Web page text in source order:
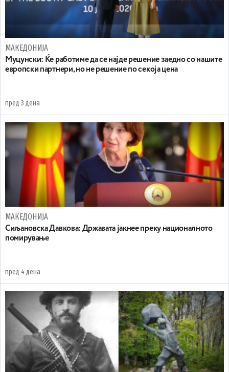
МАКЕДОНИЈА
Муцунски: Ќе работиме да се најде решение заедно со нашите
европски партнери, но не решение по секоја цена
пред 3 дена
МАКЕДОНИЈА
Сиљановска Давкова: Државата јакнее преку националното
помирување
пред 4 дена